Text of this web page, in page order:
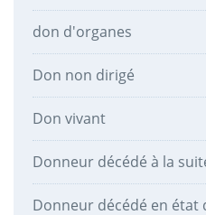
don d'organes
Don non dirigé
Don vivant
Donneur décédé à la
Donneur décédé en